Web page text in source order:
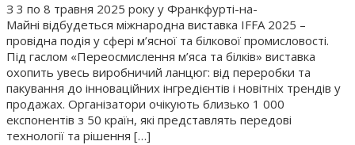
З 3 по 8 травня 2025 року у Франкфурті-на-
Майні відбудеться міжнародна виставка IFFA 2025 –
провідна подія у сфері м’ясної та білкової промисловості.
Під гаслом «Переосмислення м’яса та білків» виставка
охопить увесь виробничий ланцюг: від переробки та
пакування до інноваційних інгредієнтів і новітніх трендів у
продажах. Організатори очікують близько 1 000
експонентів з 50 країн, які представлять передові
технології та рішення […]